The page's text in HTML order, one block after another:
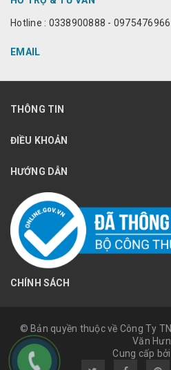
Hotline : 0338900888 - 0975476966
EMAIL
THÔNG TIN
ĐIỀU KHOẢN
HƯỚNG DẪN
CHÍNH SÁCH
© Bản quyền thuộc về Công Ty
Văn
Cung cấp